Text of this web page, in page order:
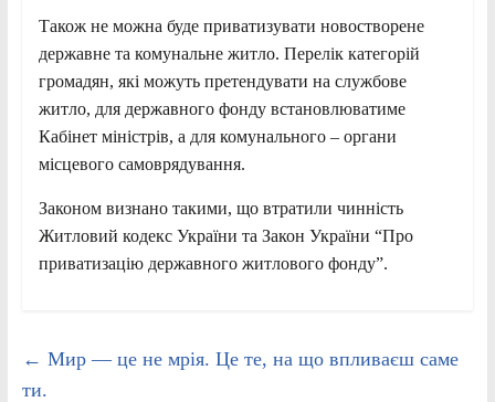
Також не можна буде приватизувати новостворене
державне та комунальне житло. Перелік категорій
громадян, які можуть претендувати на службове
житло, для державного фонду встановлюватиме
Кабінет міністрів, а для комунального – органи
місцевого самоврядування.
Законом визнано такими, що втратили чинність
Житловий кодекс України та Закон України “Про
приватизацію державного житлового фонду”.
← Мир — це не мрія. Це те, на що впливаєш саме
ти.